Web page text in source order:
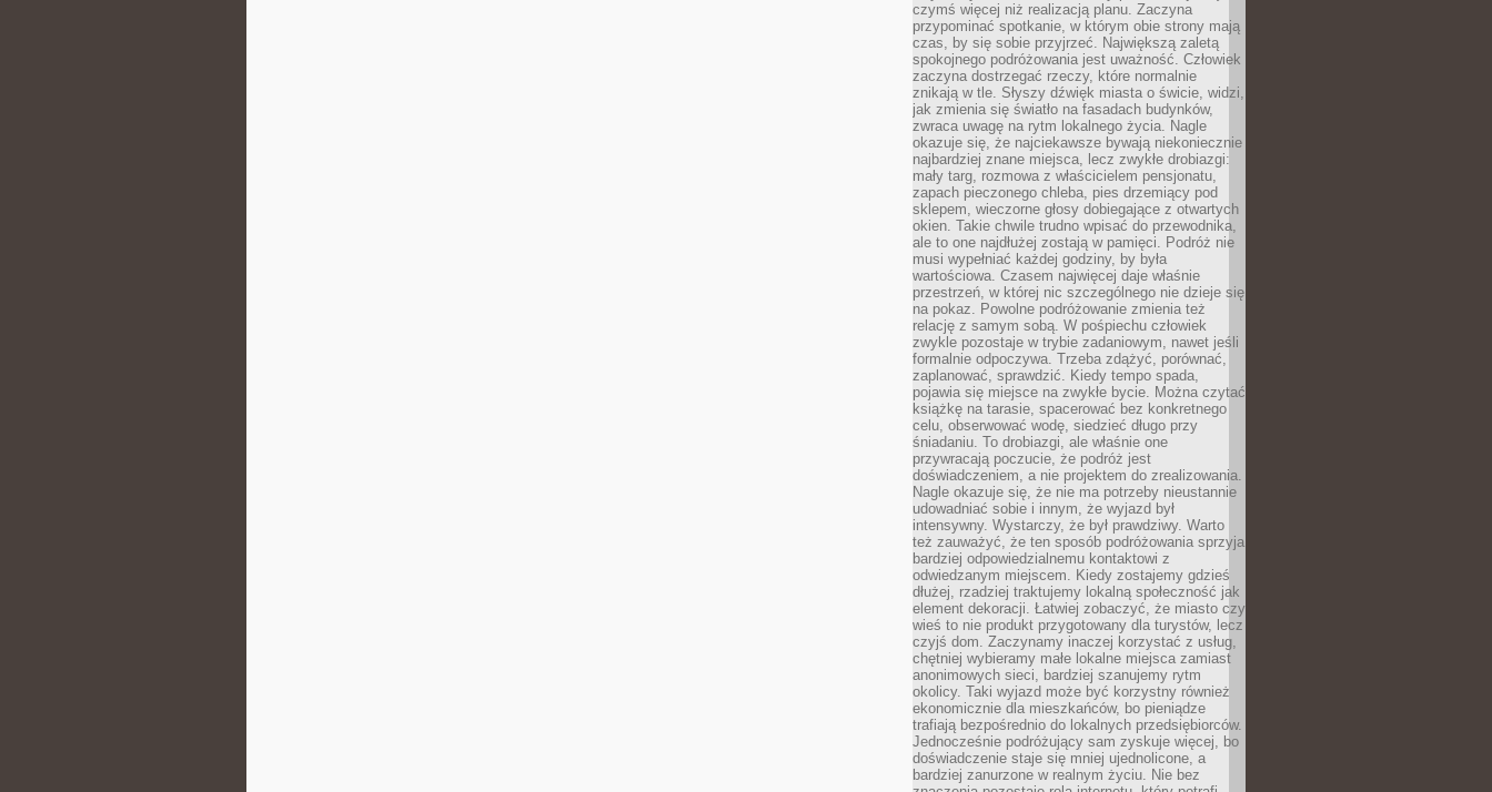
czymś więcej niż realizacją planu. Zaczyna
przypominać spotkanie, w którym obie strony mają
czas, by się sobie przyjrzeć. Największą zaletą
spokojnego podróżowania jest uważność. Człowiek
zaczyna dostrzegać rzeczy, które normalnie
znikają w tle. Słyszy dźwięk miasta o świcie, widzi,
jak zmienia się światło na fasadach budynków,
zwraca uwagę na rytm lokalnego życia. Nagle
okazuje się, że najciekawsze bywają niekoniecznie
najbardziej znane miejsca, lecz zwykłe drobiazgi:
mały targ, rozmowa z właścicielem pensjonatu,
zapach pieczonego chleba, pies drzemiący pod
sklepem, wieczorne głosy dobiegające z otwartych
okien. Takie chwile trudno wpisać do przewodnika,
ale to one najdłużej zostają w pamięci. Podróż nie
musi wypełniać każdej godziny, by była
wartościowa. Czasem najwięcej daje właśnie
przestrzeń, w której nic szczególnego nie dzieje się
na pokaz. Powolne podróżowanie zmienia też
relację z samym sobą. W pośpiechu człowiek
zwykle pozostaje w trybie zadaniowym, nawet jeśli
formalnie odpoczywa. Trzeba zdążyć, porównać,
zaplanować, sprawdzić. Kiedy tempo spada,
pojawia się miejsce na zwykłe bycie. Można czytać
książkę na tarasie, spacerować bez konkretnego
celu, obserwować wodę, siedzieć długo przy
śniadaniu. To drobiazgi, ale właśnie one
przywracają poczucie, że podróż jest
doświadczeniem, a nie projektem do zrealizowania.
Nagle okazuje się, że nie ma potrzeby nieustannie
udowadniać sobie i innym, że wyjazd był
intensywny. Wystarczy, że był prawdziwy. Warto
też zauważyć, że ten sposób podróżowania sprzyja
bardziej odpowiedzialnemu kontaktowi z
odwiedzanym miejscem. Kiedy zostajemy gdzieś
dłużej, rzadziej traktujemy lokalną społeczność jak
element dekoracji. Łatwiej zobaczyć, że miasto czy
wieś to nie produkt przygotowany dla turystów, lecz
czyjś dom. Zaczynamy inaczej korzystać z usług,
chętniej wybieramy małe lokalne miejsca zamiast
anonimowych sieci, bardziej szanujemy rytm
okolicy. Taki wyjazd może być korzystny również
ekonomicznie dla mieszkańców, bo pieniądze
trafiają bezpośrednio do lokalnych przedsiębiorców.
Jednocześnie podróżujący sam zyskuje więcej, bo
doświadczenie staje się mniej ujednolicone, a
bardziej zanurzone w realnym życiu. Nie bez